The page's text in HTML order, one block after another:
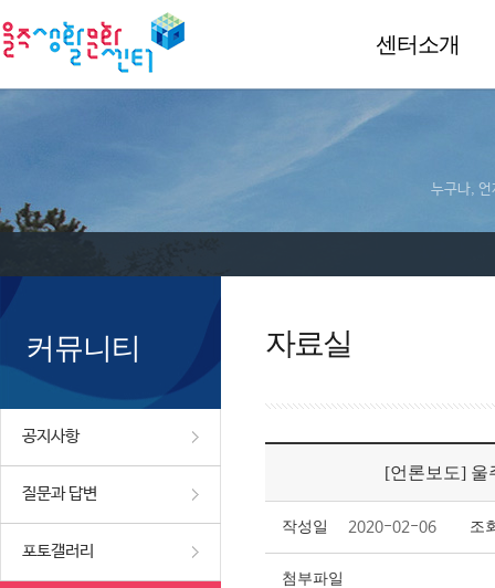
센터소개
누구나, 언
커뮤니티
공지사항
질문과 답변
포토갤러리
자료실
[언론보도] 울
작성일 2020-02-06 조
첨부파일